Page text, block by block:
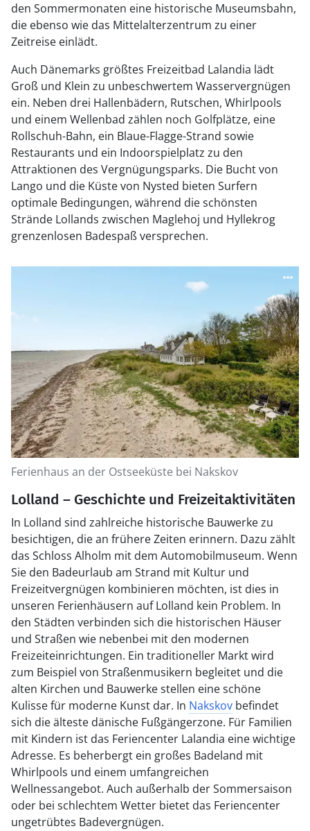
den Sommermonaten eine historische Museumsbahn,
die ebenso wie das Mittelalterzentrum zu einer
Zeitreise einlädt.
Auch Dänemarks größtes Freizeitbad Lalandia lädt
Groß und Klein zu unbeschwertem Wasservergnügen
ein. Neben drei Hallenbädern, Rutschen, Whirlpools
und einem Wellenbad zählen noch Golfplätze, eine
Rollschuh-Bahn, ein Blaue-Flagge-Strand sowie
Restaurants und ein Indoorspielplatz zu den
Attraktionen des Vergnügungsparks. Die Bucht von
Lango und die Küste von Nysted bieten Surfern
optimale Bedingungen, während die schönsten
Strände Lollands zwischen Maglehoj und Hyllekrog
grenzenlosen Badespaß versprechen.
Ferienhaus an der Ostseeküste bei Nakskov
Lolland – Geschichte und Freizeitaktivitäten
In Lolland sind zahlreiche historische Bauwerke zu
besichtigen, die an frühere Zeiten erinnern. Dazu zählt
das Schloss Alholm mit dem Automobilmuseum. Wenn
Sie den Badeurlaub am Strand mit Kultur und
Freizeitvergnügen kombinieren möchten, ist dies in
unseren Ferienhäusern auf Lolland kein Problem. In
den Städten verbinden sich die historischen Häuser
und Straßen wie nebenbei mit den modernen
Freizeiteinrichtungen. Ein traditioneller Markt wird
zum Beispiel von Straßenmusikern begleitet und die
alten Kirchen und Bauwerke stellen eine schöne
Kulisse für moderne Kunst dar. In Nakskov befindet
sich die älteste dänische Fußgängerzone. Für Familien
mit Kindern ist das Feriencenter Lalandia eine wichtige
Adresse. Es beherbergt ein großes Badeland mit
Whirlpools und einem umfangreichen
Wellnessangebot. Auch außerhalb der Sommersaison
oder bei schlechtem Wetter bietet das Feriencenter
ungetrübtes Badevergnügen.